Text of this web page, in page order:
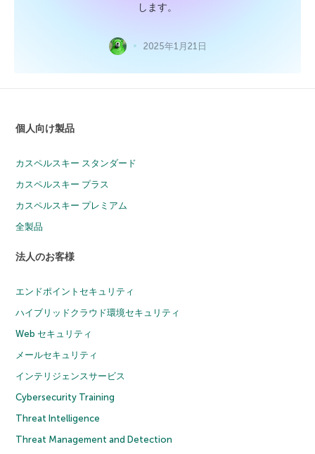
します。
2025年1月21日
個人向け製品
カスペルスキー スタンダード
カスペルスキー プラス
カスペルスキー プレミアム
全製品
法人のお客様
エンドポイントセキュリティ
ハイブリッドクラウド環境セキュリティ
Web セキュリティ
メールセキュリティ
インテリジェンスサービス
Cybersecurity Training
Threat Intelligence
Threat Management and Detection